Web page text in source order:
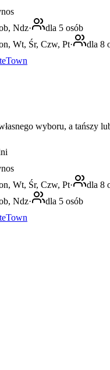
Ndz·
dla 5 osób
Wt, Śr, Czw, Pt·
dla 8
wyboru, a tańszy
Wt, Śr, Czw, Pt·
dla 8
Ndz·
dla 5 osób